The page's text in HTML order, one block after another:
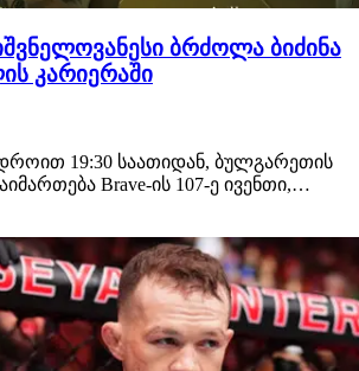
ბრძოლა ბიძინა
კარიერაში
დროით 19:30 საათიდან, ბულგარეთის
Brave-ის 107-ე ივენთი,
თანამთავარ ჩხუბში ბიძინა
იქნება ლუთანდო
პრელიმზე, რიგით მე-3 ბრძოლაში